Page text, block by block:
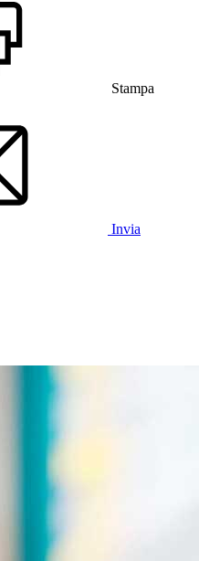
Stampa
Invia